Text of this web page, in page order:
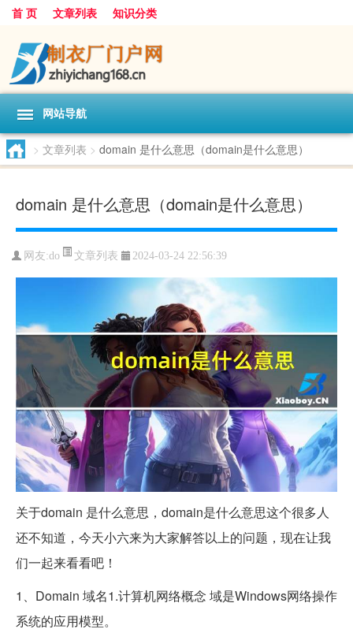
首 页 文章列表 知识分类
网站导航
> 文章列表 > domain 是什么意思（domain是什么意思）
domain 是什么意思（domain是什么意思）
网友:do 文章列表 2024-03-24 22:56:39
关于domain 是什么意思，domain是什么意思这个很多人
还不知道，今天小六来为大家解答以上的问题，现在让我
们一起来看看吧！
1、Domain 域名1.计算机网络概念 域是Windows网络操作
系统的应用模型。